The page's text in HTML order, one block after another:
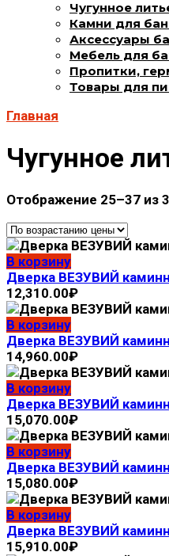
Чугунное
Камни для
Аксессуары
Мебель для
Пропитки,
Товары для
Главная
Чугунное
Отображение 25–37 из
В корзину
Дверка ВЕЗУВИЙ
12,310.00₽
В корзину
Дверка ВЕЗУВИЙ
14,960.00₽
В корзину
Дверка ВЕЗУВИЙ
15,070.00₽
В корзину
Дверка ВЕЗУВИЙ
15,080.00₽
В корзину
Дверка ВЕЗУВИЙ
15,910.00₽